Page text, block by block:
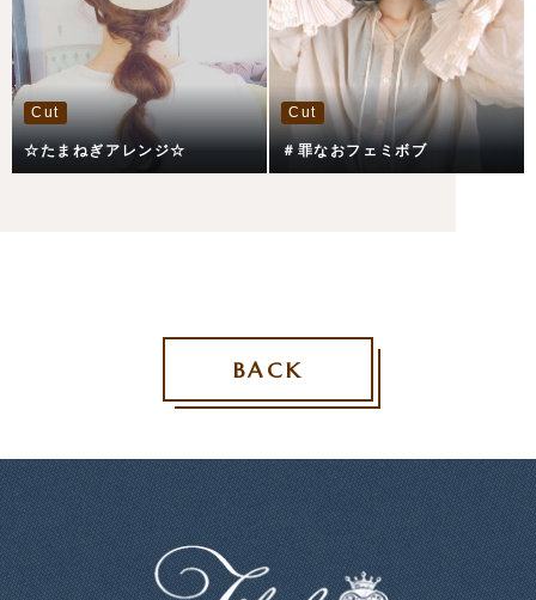
Cut
☆たまねぎアレンジ☆
Cut
＃罪なおフェミボブ
BACK